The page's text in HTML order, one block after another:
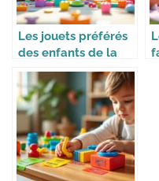
Les jouets préférés
des enfants de la
génération Alpha